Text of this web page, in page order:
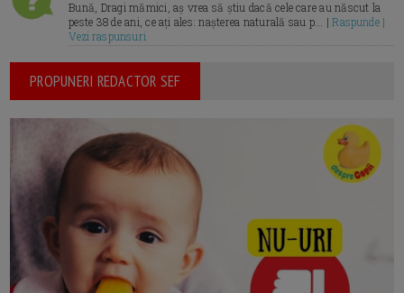
Bună, Dragi mămici, aș vrea să știu dacă cele care au născut la
peste 38 de ani, ce ați ales: nașterea naturală sau p... |Raspunde |
Vezi raspunsuri
PROPUNERI REDACTOR SEF